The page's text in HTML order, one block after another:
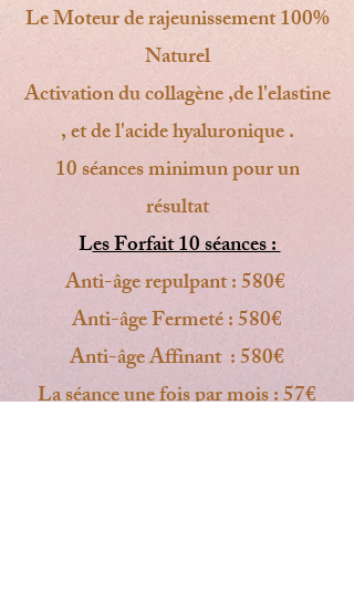
Le Moteur de rajeunissement 100%
Naturel
Activation du collagène ,de l'elastine
, et de l'acide hyaluronique .
10 séances minimun pour un
résultat
Les Forfait 10 séances :
Anti-âge repulpant : 580€
Anti-âge Fermeté : 580€
Anti-âge Affinant : 580€
La séance une fois par mois : 57€